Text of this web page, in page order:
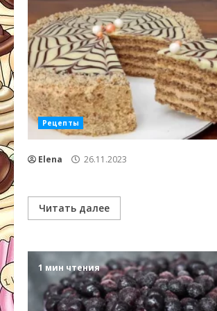
Рецепты
Elena 26.11.2023
Читать далее
1 мин чтения